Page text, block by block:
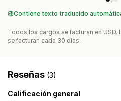
Contiene texto traducido
Todos los cargos se facturan en
se facturan cada 30 días.
Reseñas (3)
Calificación general